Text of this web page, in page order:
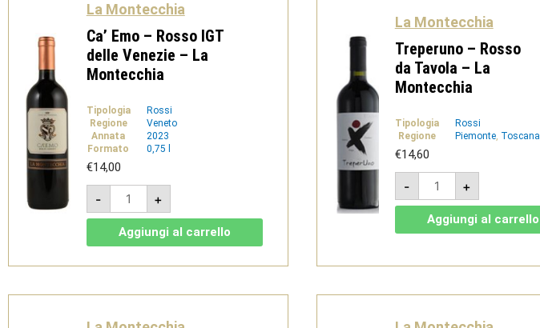
La Montecchia
Ca’ Emo – Rosso IGT
delle Venezie – La
Montecchia
Tipologia
Rossi
Regione
Veneto
Annata
2023
Formato
0,75 l
€14,00
-
Ca'
Emo
-
Rosso
IGT
delle
Venezie
Montecchia
+
Aggiungi al carrello
La Montecchia
Treperuno – Rosso
da Tavola – La
Montecchia
Tipologia
Rossi
Regione
Piemonte, Toscana
€14,60
-
Treperuno
Rosso
da
Tavola
-
+
Aggiungi al carrello